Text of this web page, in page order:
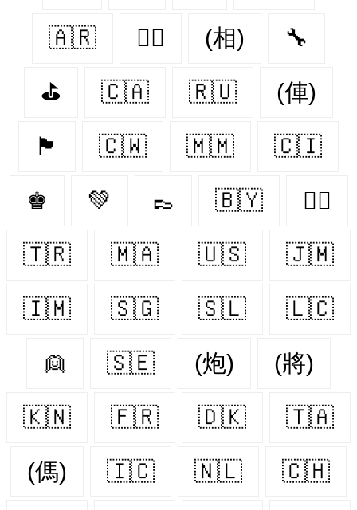
🇦🇷 🏴‍☠️ (相) 🔧
⛳ 🇨🇦 🇷🇺 (俥)
🏴 🇨🇼 🇲🇲 🇨🇮
♚ 💚 👞 🇧🇾 🏳️‍🌈
🇹🇷 🇲🇦 🇺🇸 🇯🇲
🇮🇲 🇸🇬 🇸🇱 🇱🇨
👱 🇸🇪 (炮) (將)
🇰🇳 🇫🇷 🇩🇰 🇹🇦
(傌) 🇮🇨 🇳🇱 🇨🇭